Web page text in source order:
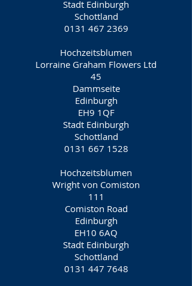
Stadt Edinburgh
Schottland
0131 467 2369
Hochzeitsblumen
Lorraine Graham Flowers Ltd
45
Dammseite
Edinburgh
EH9 1QF
Stadt Edinburgh
Schottland
0131 667 1528
Hochzeitsblumen
Wright von Comiston
111
Comiston Road
Edinburgh
EH10 6AQ
Stadt Edinburgh
Schottland
0131 447 7648